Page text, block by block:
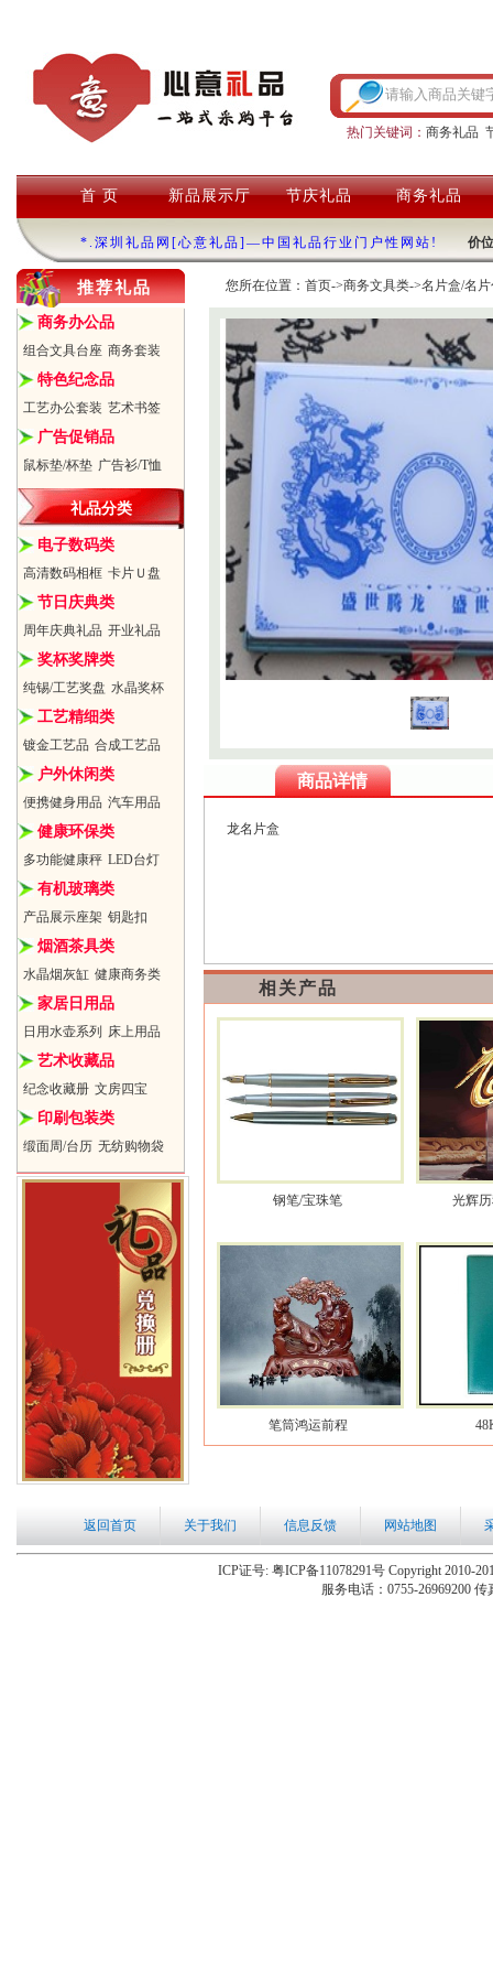
热门关键词： 商务礼品
首 页 新品展示厅 节庆礼品 商务礼品
*.深圳礼品网[心意礼品]—中国礼品行业门户性网站! 价
推荐礼品
商务办公品
组合文具台座 商务套装
特色纪念品
工艺办公套装 艺术书签
广告促销品
鼠标垫/杯垫 广告衫/T恤
礼品分类
电子数码类
高清数码相框 卡片Ｕ盘
节日庆典类
周年庆典礼品 开业礼品
奖杯奖牌类
纯锡/工艺奖盘 水晶奖杯
工艺精细类
镀金工艺品 合成工艺品
户外休闲类
便携健身用品 汽车用品
健康环保类
多功能健康秤 LED台灯
有机玻璃类
产品展示座架 钥匙扣
烟酒茶具类
水晶烟灰缸 健康商务类
家居日用品
日用水壶系列 床上用品
艺术收藏品
纪念收藏册 文房四宝
印刷包装类
缎面周/台历 无纺购物袋
您所在位置： 首页->商务文具类->名片盒/名
商品详情
龙名片盒
相关产品
钢笔/宝珠笔 光辉
笔筒鸿运前程
返回首页 关于我们 信息反馈 网站地图
ICP证号: 粤ICP备11078291号 Copyright 2010-
服务电话：0755-26969200 传